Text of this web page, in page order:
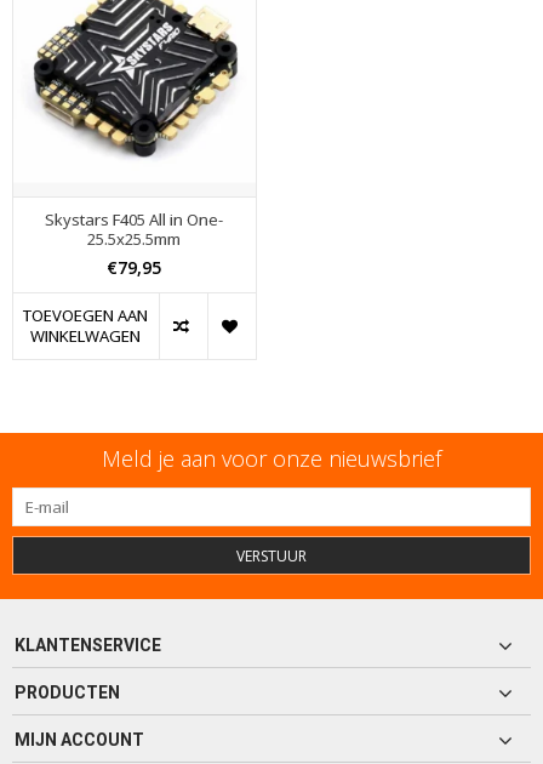
Skystars F405 All in One-
25.5x25.5mm
€79,95
TOEVOEGEN AAN
WINKELWAGEN
Meld je aan voor onze nieuwsbrief
VERSTUUR
KLANTENSERVICE
PRODUCTEN
MIJN ACCOUNT